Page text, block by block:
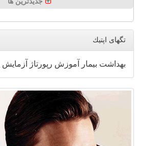
تگهای اپتیك
بهداشت بیمار آموزش رپورتاژ آزمایش